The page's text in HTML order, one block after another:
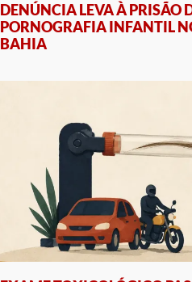
DENÚNCIA LEVA À PRISÃO
PORNOGRAFIA INFANTIL
BAHIA